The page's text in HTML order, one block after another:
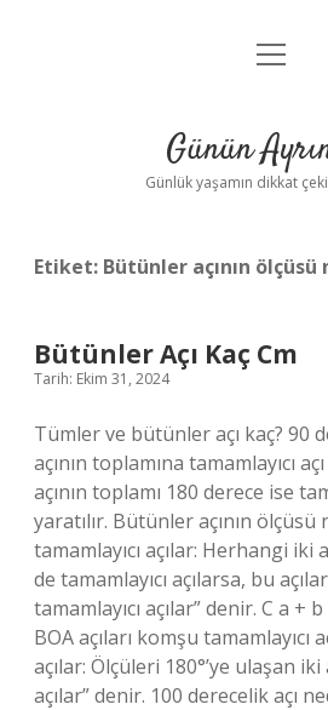
Anasayfa
Yasal Uyarı
menüyü
Günün
Günlük yaşamın dikkat
Etiket: Bütünler açının ölçüsü
Bütünler Açı Kaç Cm
Tarih: Ekim 31, 2024
Tümler ve bütünler açı kaç? 90
açının toplamına tamamlayıcı
açının toplamı 180 derece ise
yaratılır. Bütünler açının ölçüsü
tamamlayıcı açılar: Herhangi iki
de tamamlayıcı açılarsa, bu
tamamlayıcı açılar” denir. C a +
BOA açıları komşu tamamlayıcı
açılar: Ölçüleri 180°’ye ulaşan iki
açılar” denir. 100 derecelik açı